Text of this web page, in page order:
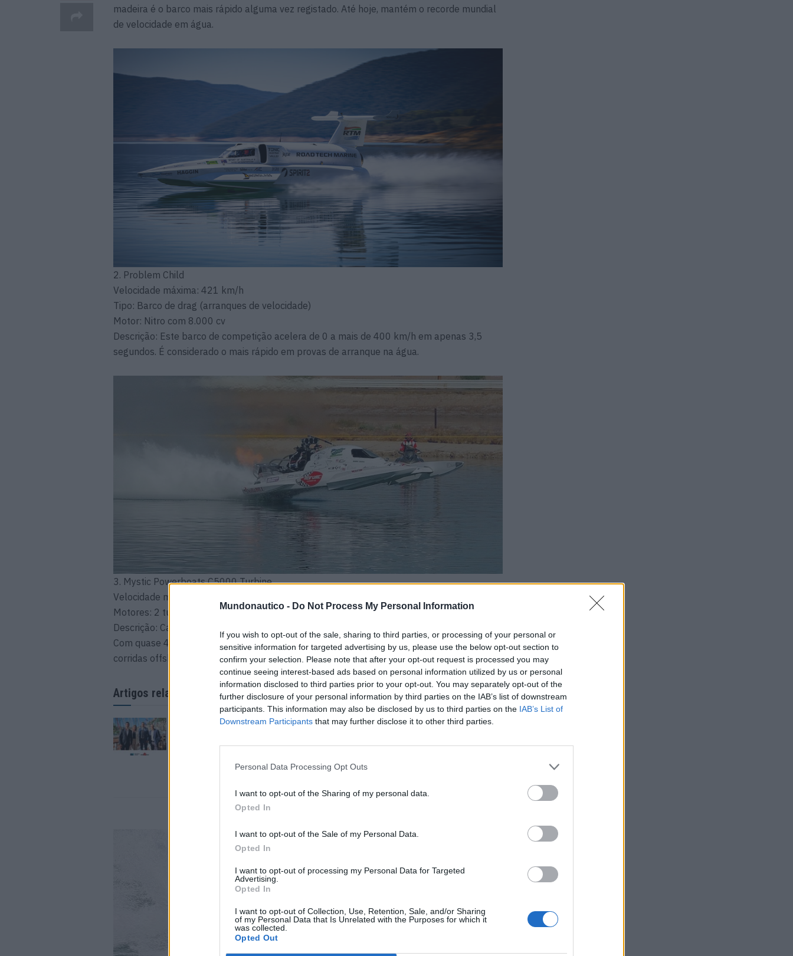
Mundonautico - Do Not Process My Personal Information
If you wish to opt-out of the sale, sharing to third parties, or processing of your personal or
sensitive information for targeted advertising by us, please use the below opt-out section to
confirm your selection. Please note that after your opt-out request is processed you may
continue seeing interest-based ads based on personal information utilized by us or personal
information disclosed to third parties prior to your opt-out. You may separately opt-out of the
further disclosure of your personal information by third parties on the IAB’s list of downstream
participants. This information may also be disclosed by us to third parties on the IAB’s List of
Downstream Participants that may further disclose it to other third parties.
Personal Data Processing Opt Outs
I want to opt-out of the Sharing of my personal data.
Opted In
I want to opt-out of the Sale of my Personal Data.
Opted In
I want to opt-out of processing my Personal Data for Targeted
Advertising.
Opted In
I want to opt-out of Collection, Use, Retention, Sale, and/or Sharing
of my Personal Data that Is Unrelated with the Purposes for which it
was collected.
Opted Out
madeira é o barco mais rápido alguma vez registado. Até hoje, mantém o recorde mundial
de velocidade em água.
2. Problem Child
Velocidade máxima: 421 km/h
Tipo: Barco de drag (arranques de velocidade)
Motor: Nitro com 8.000 cv
Descrição: Este barco de competição acelera de 0 a mais de 400 km/h em apenas 3,5
segundos. É considerado o mais rápido em provas de arranque na água.
3. Mystic Powerboats C5000 Turbine
Velocidade máxima: 402 km/h
Motores: 2 turbinas Lycoming (1.850 cv cada)
Descrição: Catamarã de alta performance, conhecido pela sua estabilidade e velocidade.
Com quase 4.000 cv e capacidade de combustível para grandes distâncias, é usado em
corridas offshore.
Artigos relacionados
Barcelona Clúster Nàutic e
reforçam colaboração
Castelo de Bode encerrou a
26 DE SETEMBRO, 2025